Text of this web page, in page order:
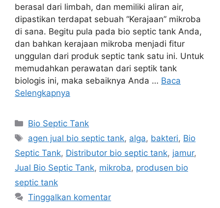
berasal dari limbah, dan memiliki aliran air,
dipastikan terdapat sebuah “Kerajaan” mikroba
di sana. Begitu pula pada bio septic tank Anda,
dan bahkan kerajaan mikroba menjadi fitur
unggulan dari produk septic tank satu ini. Untuk
memudahkan perawatan dari septik tank
biologis ini, maka sebaiknya Anda … Baca
Selengkapnya
Kategori
Bio Septic Tank
Tag
agen jual bio septic tank, alga, bakteri, Bio
Septic Tank, Distributor bio septic tank, jamur,
Jual Bio Septic Tank, mikroba, produsen bio
septic tank
Tinggalkan komentar